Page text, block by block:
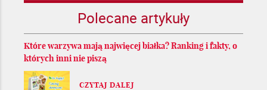
Polecane artykuły
Które warzywa mają najwięcej białka? Ranking i fakty, o
których inni nie piszą
CZYTAJ DALEJ